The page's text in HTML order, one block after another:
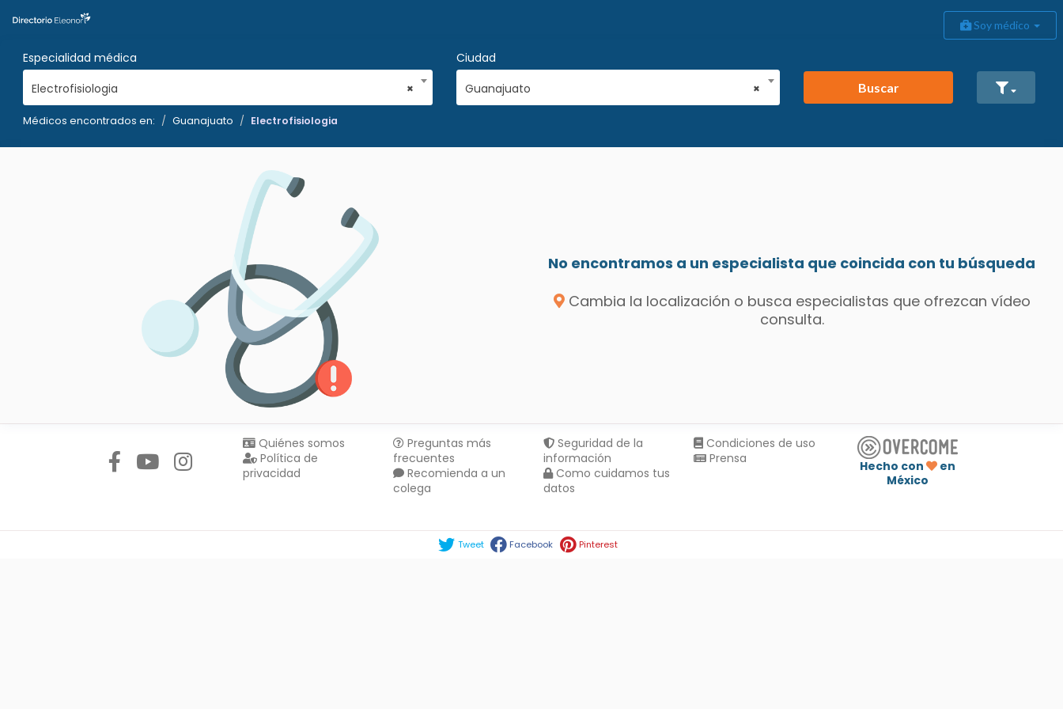
Soy médico
Especialidad médica
×
Electrofisiologia
Ciudad
×
Guanajuato Buscar
Médicos encontrados en: Guanajuato Electrofisiologia
No encontramos a un especialista que coincida con tu búsqueda
Cambia la localización o busca especialistas que ofrezcan vídeo
consulta.
Quiénes somos
Política de
privacidad
Preguntas más
frecuentes
Recomienda a un
colega
Seguridad de la
información
Como cuidamos tus
datos
Condiciones de uso
Prensa
Hecho con
en
México
Tweet Facebook Pinterest